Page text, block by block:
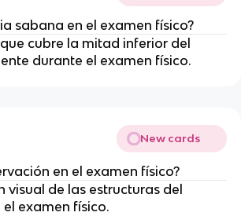
sabana en el examen físico?
cubre la mitad inferior del
durante el examen físico.
New cards
en el examen físico?
visual de las estructuras del
examen físico.